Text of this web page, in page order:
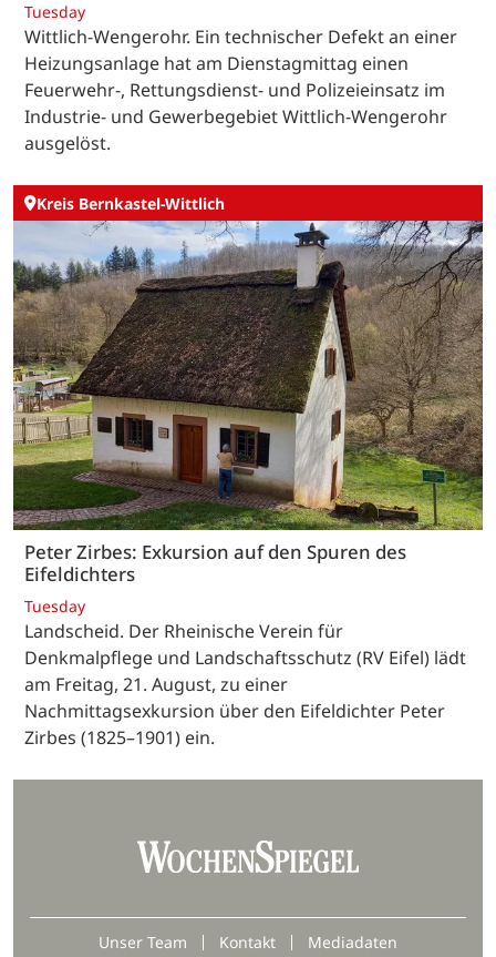
Tuesday
Wittlich-Wengerohr. Ein technischer Defekt an einer
Heizungsanlage hat am Dienstagmittag einen
Feuerwehr-, Rettungsdienst- und Polizeieinsatz im
Industrie- und Gewerbegebiet Wittlich-Wengerohr
ausgelöst.
Kreis Bernkastel-Wittlich
Peter Zirbes: Exkursion auf den Spuren des
Eifeldichters
Tuesday
Landscheid. Der Rheinische Verein für
Denkmalpflege und Landschaftsschutz (RV Eifel) lädt
am Freitag, 21. August, zu einer
Nachmittagsexkursion über den Eifeldichter Peter
Zirbes (1825–1901) ein.
Unser Team Kontakt Mediadaten